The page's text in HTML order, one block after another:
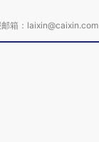
箱：laixin@caixin.com